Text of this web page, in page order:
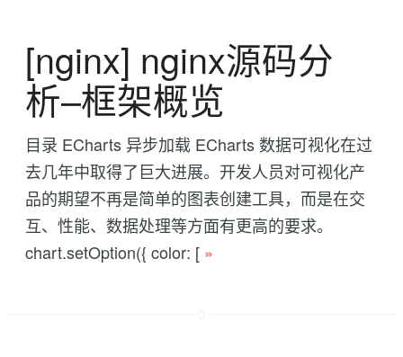
[nginx] nginx源码分
析--框架概览
目录 ECharts 异步加载 ECharts 数据可视化在过
去几年中取得了巨大进展。开发人员对可视化产
品的期望不再是简单的图表创建工具，而是在交
互、性能、数据处理等方面有更高的要求。
chart.setOption({ color: [ »